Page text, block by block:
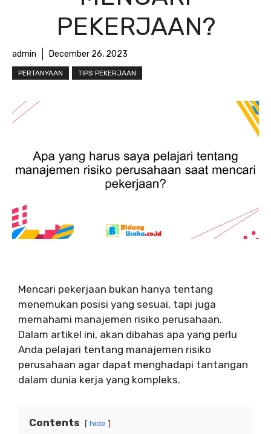
PEKERJAAN?
admin December 26, 2023
PERTANYAAN TIPS PEKERJAAN
Mencari pekerjaan bukan hanya tentang
menemukan posisi yang sesuai, tapi juga
memahami manajemen risiko perusahaan.
Dalam artikel ini, akan dibahas apa yang perlu
Anda pelajari tentang manajemen risiko
perusahaan agar dapat menghadapi tantangan
dalam dunia kerja yang kompleks.
Contents hide